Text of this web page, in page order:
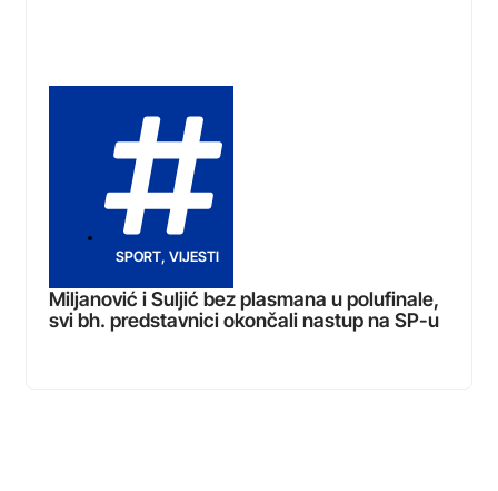
SPORT, VIJESTI
Miljanović i Suljić bez plasmana u polufinale,
svi bh. predstavnici okončali nastup na SP-u